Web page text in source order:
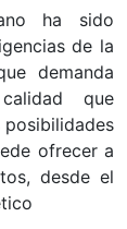
ha sido
de la
demanda
que
ofrecer a
desde el